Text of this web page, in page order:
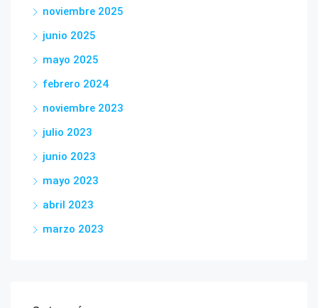
noviembre 2025
junio 2025
mayo 2025
febrero 2024
noviembre 2023
julio 2023
junio 2023
mayo 2023
abril 2023
marzo 2023